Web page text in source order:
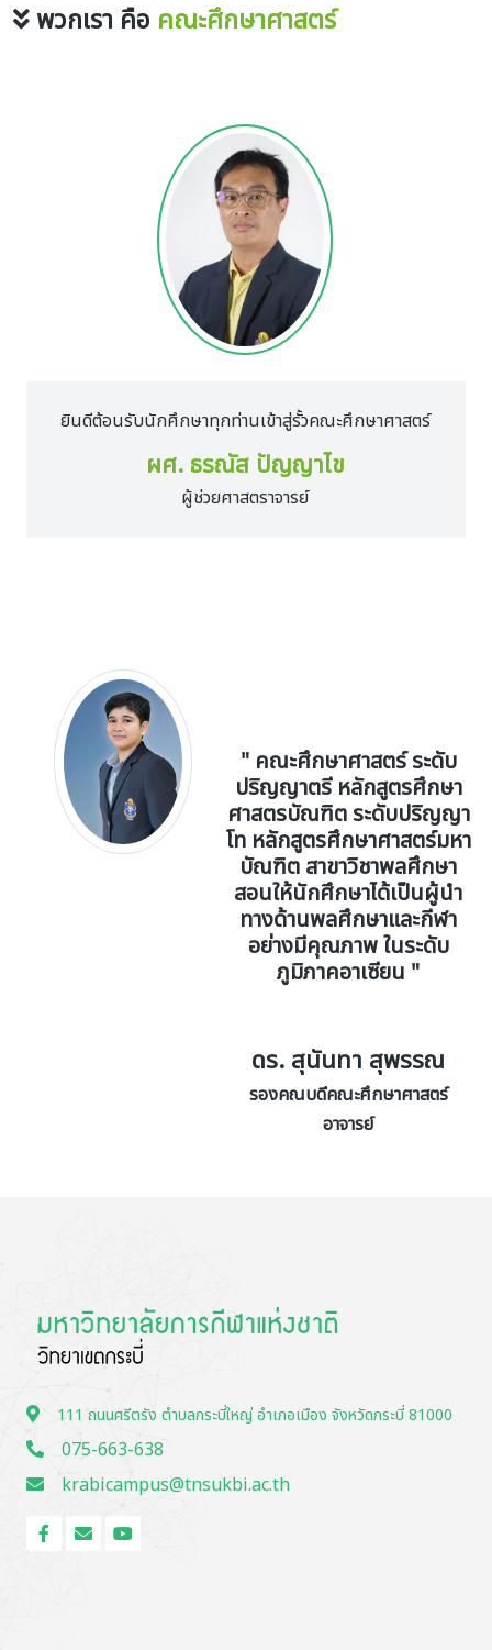
พวกเรา คือ คณะศึกษาศาสตร์
ยินดีต้อนรับนักศึกษาทุกท่านเข้าสู่รั้วคณะศึกษาศาสตร์
ผศ. ธรณัส ปัญญาไข
ผู้ช่วยศาสตราจารย์
" คณะศึกษาศาสตร์ ระดับ
ปริญญาตรี หลักสูตรศึกษา
ศาสตรบัณฑิต ระดับปริญญา
โท หลักสูตรศึกษาศาสตร์มหา
บัณฑิต สาขาวิชาพลศึกษา
สอนให้นักศึกษาได้เป็นผู้นำ
ทางด้านพลศึกษาและกีฬา
อย่างมีคุณภาพ ในระดับ
ภูมิภาคอาเซียน "
ดร. สุนันทา สุพรรณ
รองคณบดีคณะศึกษาศาสตร์
อาจารย์
111 ถนนศรีตรัง ตำบลกระบี่ใหญ่ อำเภอเมือง จังหวัดกระบี่ 81000
075-663-638
krabicampus@tnsukbi.ac.th